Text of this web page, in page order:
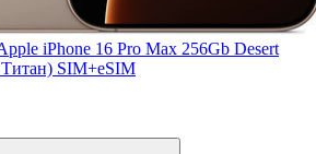
iPhone 16 Pro Max 256Gb Desert
SIM+eSIM